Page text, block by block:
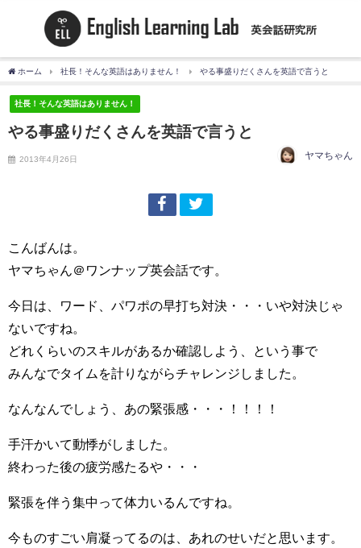
ホーム 社長！そんな英語はありません！ やる事盛りだくさんを英語で言うと
社長！そんな英語はありません！
やる事盛りだくさんを英語で言うと
2013年4月26日 ヤマちゃん
こんばんは。
ヤマちゃん＠ワンナップ英会話です。
今日は、ワード、パワポの早打ち対決・・・いや対決じゃ
ないですね。
どれくらいのスキルがあるか確認しよう、という事で
みんなでタイムを計りながらチャレンジしました。
なんなんでしょう、あの緊張感・・・！！！！
手汗かいて動悸がしました。
終わった後の疲労感たるや・・・
緊張を伴う集中って体力いるんですね。
今ものすごい肩凝ってるのは、あれのせいだと思います。